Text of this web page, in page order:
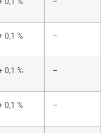
0,1 % –
0,1 % –
0,1 % –